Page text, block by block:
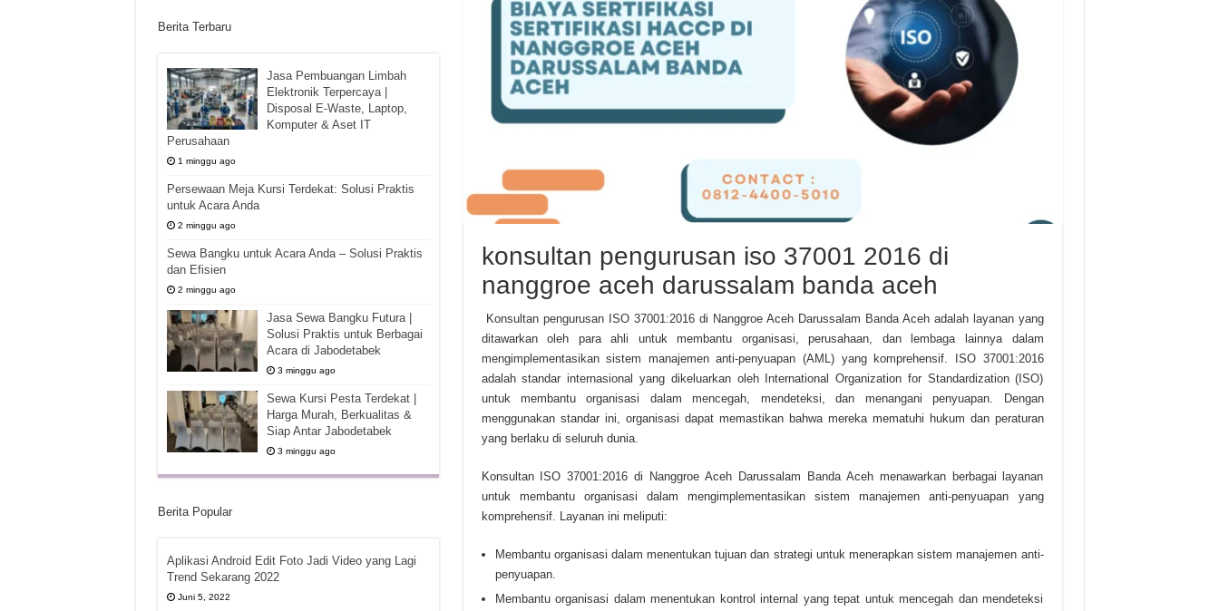
konsultan pengurusan iso 37001 2016 di
nanggroe aceh darussalam banda aceh
Konsultan pengurusan ISO 37001:2016 di Nanggroe Aceh Darussalam Banda Aceh adalah layanan yang
ditawarkan oleh para ahli untuk membantu organisasi, perusahaan, dan lembaga lainnya dalam
mengimplementasikan sistem manajemen anti-penyuapan (AML) yang komprehensif. ISO 37001:2016
adalah standar internasional yang dikeluarkan oleh International Organization for Standardization (ISO)
untuk membantu organisasi dalam mencegah, mendeteksi, dan menangani penyuapan. Dengan
menggunakan standar ini, organisasi dapat memastikan bahwa mereka mematuhi hukum dan peraturan
yang berlaku di seluruh dunia.
Konsultan ISO 37001:2016 di Nanggroe Aceh Darussalam Banda Aceh menawarkan berbagai layanan
untuk membantu organisasi dalam mengimplementasikan sistem manajemen anti-penyuapan yang
komprehensif. Layanan ini meliputi:
Membantu organisasi dalam menentukan tujuan dan strategi untuk menerapkan sistem manajemen anti-
penyuapan.
Membantu organisasi dalam menentukan kontrol internal yang tepat untuk mencegah dan mendeteksi
Berita Terbaru
Jasa Pembuangan Limbah
Elektronik Terpercaya |
Disposal E-Waste, Laptop,
Komputer & Aset IT
Perusahaan
1 minggu ago
Persewaan Meja Kursi Terdekat: Solusi Praktis
untuk Acara Anda
2 minggu ago
Sewa Bangku untuk Acara Anda – Solusi Praktis
dan Efisien
2 minggu ago
Jasa Sewa Bangku Futura |
Solusi Praktis untuk Berbagai
Acara di Jabodetabek
3 minggu ago
Sewa Kursi Pesta Terdekat |
Harga Murah, Berkualitas &
Siap Antar Jabodetabek
3 minggu ago
Berita Popular
Aplikasi Android Edit Foto Jadi Video yang Lagi
Trend Sekarang 2022
Juni 5, 2022